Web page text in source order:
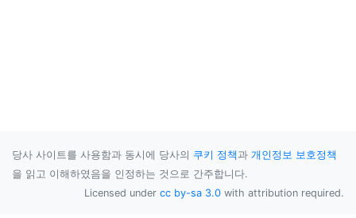
당사 사이트를 사용함과 동시에 당사의 쿠키 정책과 개인정보 보호정책
을 읽고 이해하였음을 인정하는 것으로 간주합니다.
Licensed under cc by-sa 3.0 with attribution required.